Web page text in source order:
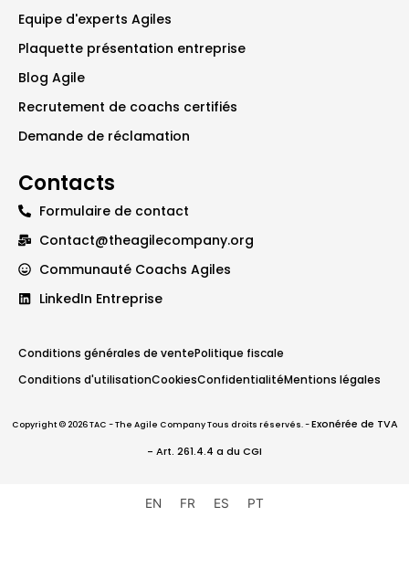
Equipe d'experts Agiles
Plaquette présentation entreprise
Blog Agile
Recrutement de coachs certifiés
Demande de réclamation
Contacts
Formulaire de contact
Contact@theagilecompany.org
Communauté Coachs Agiles
LinkedIn Entreprise
Conditions générales de ventePolitique fiscale
Conditions d'utilisationCookiesConfidentialitéMentions légales
Copyright © 2026 TAC - The Agile Company Tous droits réservés. -Exonérée de TVA
- Art. 261.4.4 a du CGI
EN FR ES PT